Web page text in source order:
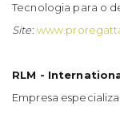
Tecnologia para o
Site:
RLM -
Empresa